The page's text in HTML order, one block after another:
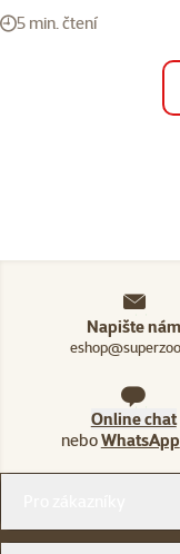
5 min. čtení
Napište nám
Online chat
neboWhatsApp